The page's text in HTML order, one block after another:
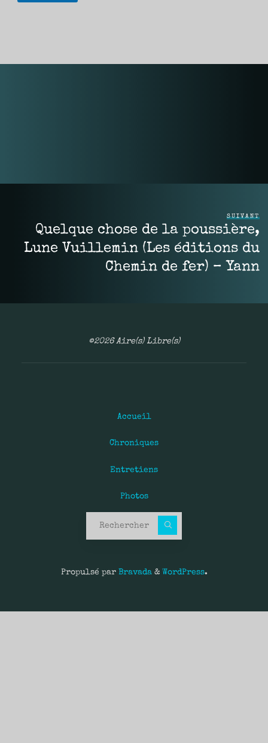
SUIVANT
Quelque chose de la poussière,
Lune Vuillemin (Les éditions du
Chemin de fer) – Yann
©2026 Aire(s) Libre(s)
Accueil
Chroniques
Entretiens
Photos
Propulsé parBravada& WordPress.